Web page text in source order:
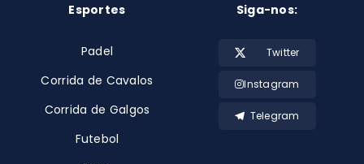
Esportes
Padel
Corrida de Cavalos
Corrida de Galgos
Futebol
Siga-nos:
Twitter
Instagram
Telegram